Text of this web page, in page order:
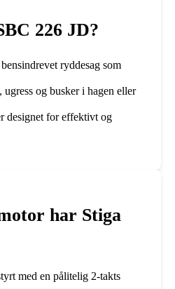
226 JD?
ryddesag som
og busker i hagen eller
designet for effektivt og
har Stiga
med en pålitelig 2-takts